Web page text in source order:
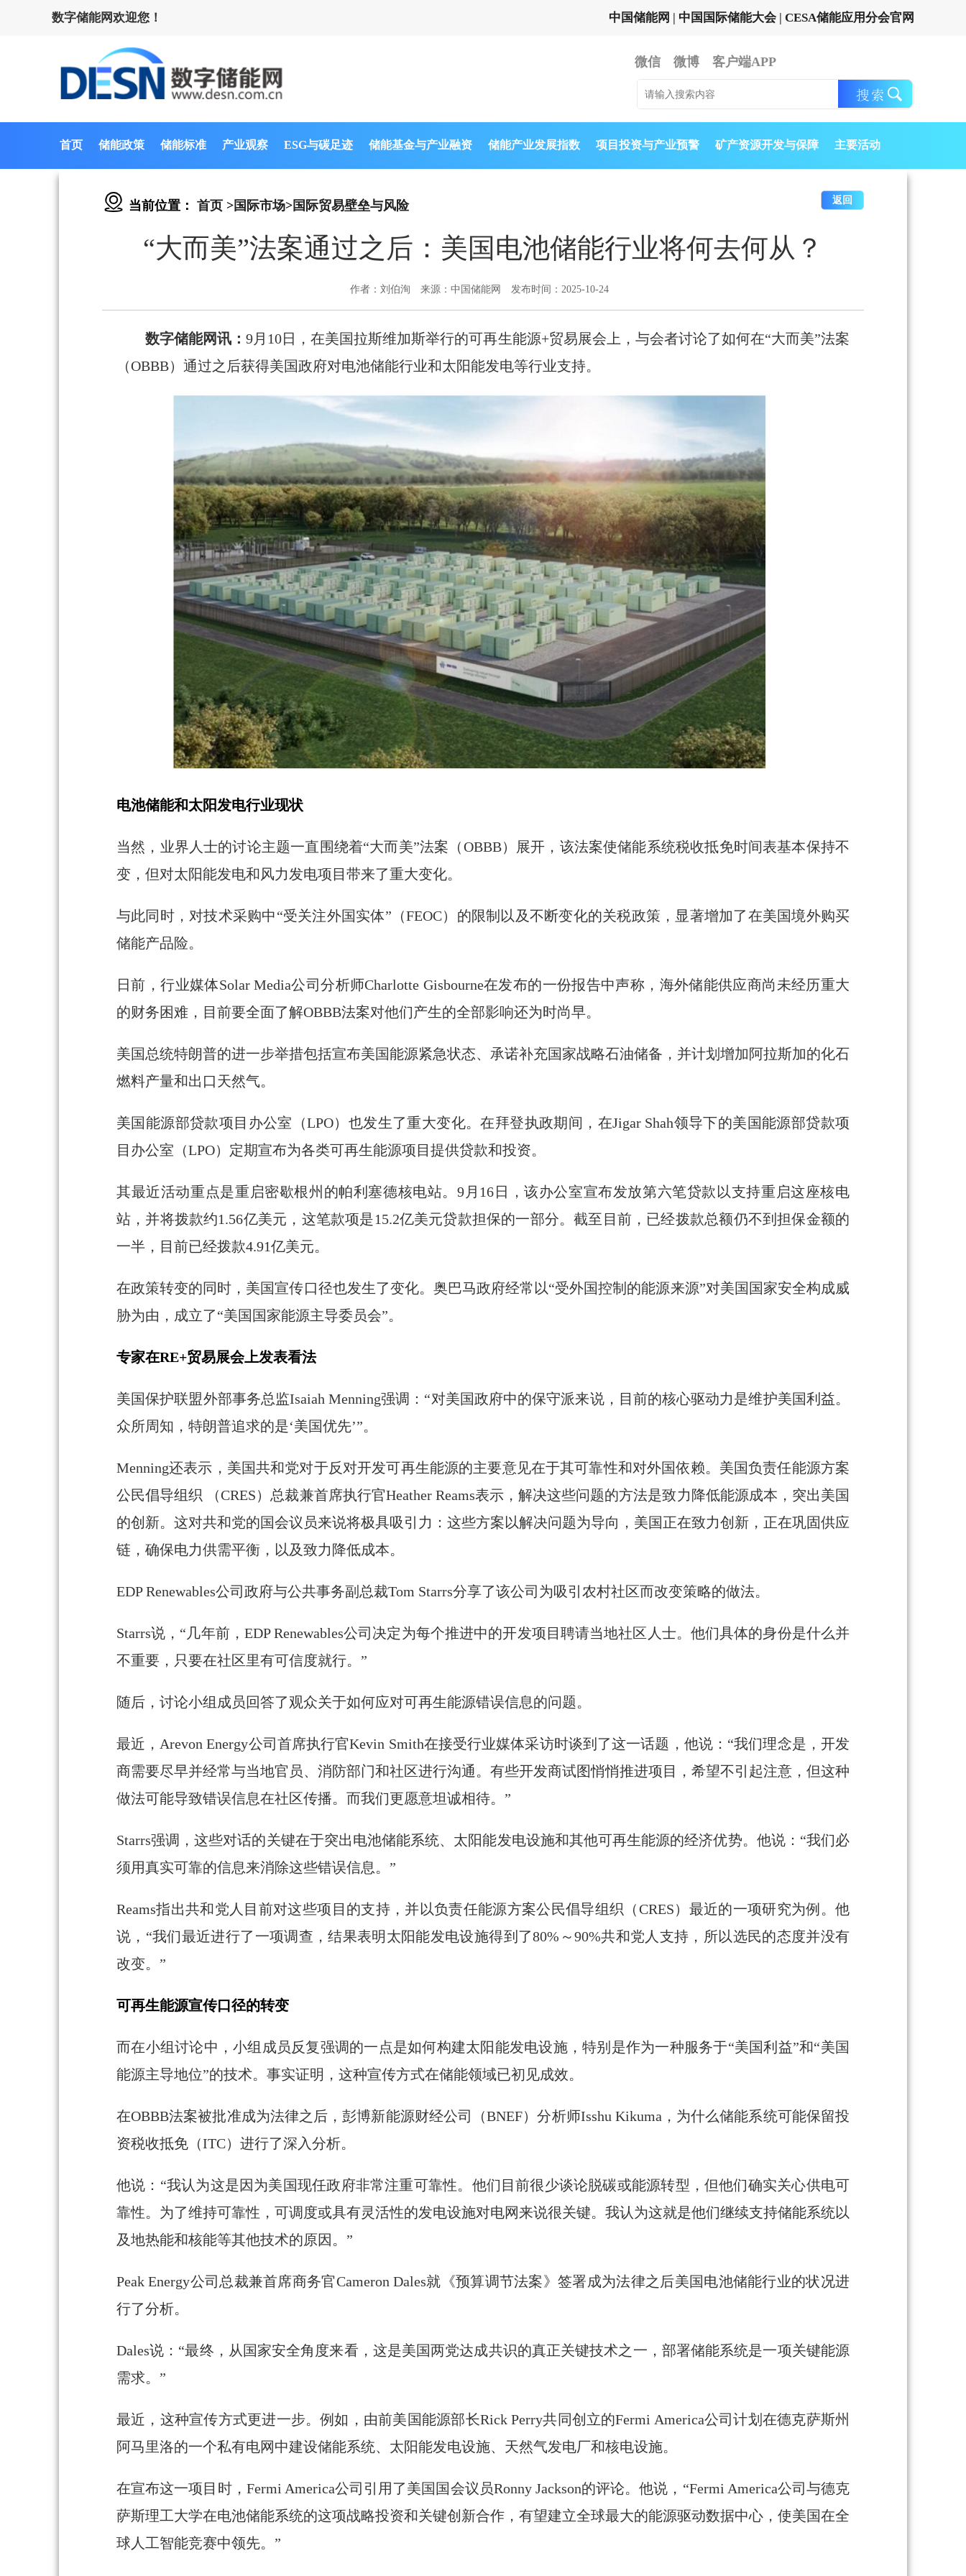
数字储能网欢迎您！ 中国储能网 | 中国国际储能大会 | CESA储能应用分会官网
微信 微博 客户端APP
首页 储能政策 储能标准 产业观察 ESG与碳足迹 储能基金与产业融资 储能产业发展指数 项目投资与产业预警 矿产资源开发与保障 主要活动
当前位置： 首页 >国际市场>国际贸易壁垒与风险 返回
“大而美”法案通过之后：美国电池储能行业将何去何从？
作者：刘伯洵 来源：中国储能网 发布时间：2025-10-24
数字储能网讯：9月10日，在美国拉斯维加斯举行的可再生能源+贸易展会上，与会者讨论了如何在“大而美”法案
（OBBB）通过之后获得美国政府对电池储能行业和太阳能发电等行业支持。
电池储能和太阳发电行业现状
当然，业界人士的讨论主题一直围绕着“大而美”法案（OBBB）展开，该法案使储能系统税收抵免时间表基本保持不
变，但对太阳能发电和风力发电项目带来了重大变化。
与此同时，对技术采购中“受关注外国实体”（FEOC）的限制以及不断变化的关税政策，显著增加了在美国境外购买
储能产品险。
日前，行业媒体Solar Media公司分析师Charlotte Gisbourne在发布的一份报告中声称，海外储能供应商尚未经历重大
的财务困难，目前要全面了解OBBB法案对他们产生的全部影响还为时尚早。
美国总统特朗普的进一步举措包括宣布美国能源紧急状态、承诺补充国家战略石油储备，并计划增加阿拉斯加的化石
燃料产量和出口天然气。
美国能源部贷款项目办公室（LPO）也发生了重大变化。在拜登执政期间，在Jigar Shah领导下的美国能源部贷款项
目办公室（LPO）定期宣布为各类可再生能源项目提供贷款和投资。
其最近活动重点是重启密歇根州的帕利塞德核电站。9月16日，该办公室宣布发放第六笔贷款以支持重启这座核电
站，并将拨款约1.56亿美元，这笔款项是15.2亿美元贷款担保的一部分。截至目前，已经拨款总额仍不到担保金额的
一半，目前已经拨款4.91亿美元。
在政策转变的同时，美国宣传口径也发生了变化。奥巴马政府经常以“受外国控制的能源来源”对美国国家安全构成威
胁为由，成立了“美国国家能源主导委员会”。
专家在RE+贸易展会上发表看法
美国保护联盟外部事务总监Isaiah Menning强调：“对美国政府中的保守派来说，目前的核心驱动力是维护美国利益。
众所周知，特朗普追求的是‘美国优先’”。
Menning还表示，美国共和党对于反对开发可再生能源的主要意见在于其可靠性和对外国依赖。美国负责任能源方案
公民倡导组织 （CRES）总裁兼首席执行官Heather Reams表示，解决这些问题的方法是致力降低能源成本，突出美国
的创新。这对共和党的国会议员来说将极具吸引力：这些方案以解决问题为导向，美国正在致力创新，正在巩固供应
链，确保电力供需平衡，以及致力降低成本。
EDP Renewables公司政府与公共事务副总裁Tom Starrs分享了该公司为吸引农村社区而改变策略的做法。
Starrs说，“几年前，EDP Renewables公司决定为每个推进中的开发项目聘请当地社区人士。他们具体的身份是什么并
不重要，只要在社区里有可信度就行。”
随后，讨论小组成员回答了观众关于如何应对可再生能源错误信息的问题。
最近，Arevon Energy公司首席执行官Kevin Smith在接受行业媒体采访时谈到了这一话题，他说：“我们理念是，开发
商需要尽早并经常与当地官员、消防部门和社区进行沟通。有些开发商试图悄悄推进项目，希望不引起注意，但这种
做法可能导致错误信息在社区传播。而我们更愿意坦诚相待。”
Starrs强调，这些对话的关键在于突出电池储能系统、太阳能发电设施和其他可再生能源的经济优势。他说：“我们必
须用真实可靠的信息来消除这些错误信息。”
Reams指出共和党人目前对这些项目的支持，并以负责任能源方案公民倡导组织（CRES）最近的一项研究为例。他
说，“我们最近进行了一项调查，结果表明太阳能发电设施得到了80%～90%共和党人支持，所以选民的态度并没有
改变。”
可再生能源宣传口径的转变
而在小组讨论中，小组成员反复强调的一点是如何构建太阳能发电设施，特别是作为一种服务于“美国利益”和“美国
能源主导地位”的技术。事实证明，这种宣传方式在储能领域已初见成效。
在OBBB法案被批准成为法律之后，彭博新能源财经公司（BNEF）分析师Isshu Kikuma，为什么储能系统可能保留投
资税收抵免（ITC）进行了深入分析。
他说：“我认为这是因为美国现任政府非常注重可靠性。他们目前很少谈论脱碳或能源转型，但他们确实关心供电可
靠性。为了维持可靠性，可调度或具有灵活性的发电设施对电网来说很关键。我认为这就是他们继续支持储能系统以
及地热能和核能等其他技术的原因。”
Peak Energy公司总裁兼首席商务官Cameron Dales就《预算调节法案》签署成为法律之后美国电池储能行业的状况进
行了分析。
Dales说：“最终，从国家安全角度来看，这是美国两党达成共识的真正关键技术之一，部署储能系统是一项关键能源
需求。”
最近，这种宣传方式更进一步。例如，由前美国能源部长Rick Perry共同创立的Fermi America公司计划在德克萨斯州
阿马里洛的一个私有电网中建设储能系统、太阳能发电设施、天然气发电厂和核电设施。
在宣布这一项目时，Fermi America公司引用了美国国会议员Ronny Jackson的评论。他说，“Fermi America公司与德克
萨斯理工大学在电池储能系统的这项战略投资和关键创新合作，有望建立全球最大的能源驱动数据中心，使美国在全
球人工智能竞赛中领先。”